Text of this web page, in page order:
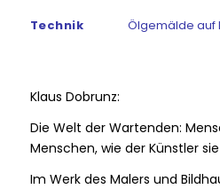
Technik Ölgemälde auf
Klaus Dobrunz:
Die Welt der Wartenden:
Menschen, wie der Künstler
Im Werk des Malers und